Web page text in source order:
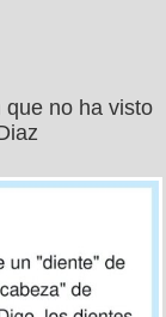
no ha visto